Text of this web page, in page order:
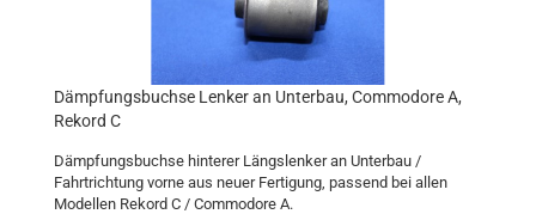
Dämpfungsbuchse Lenker an Unterbau, Commodore A,
Rekord C
Dämpfungsbuchse hinterer Längslenker an Unterbau /
Fahrtrichtung vorne aus neuer Fertigung, passend bei allen
Modellen Rekord C / Commodore A.